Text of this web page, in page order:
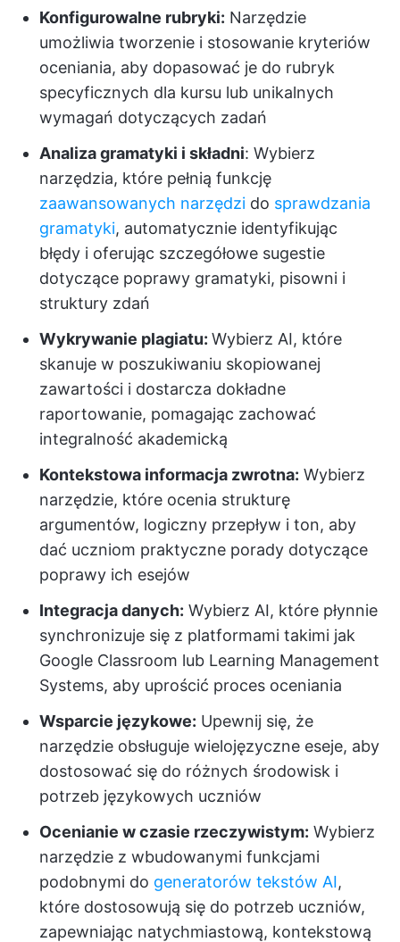
Konfigurowalne rubryki: Narzędzie
umożliwia tworzenie i stosowanie kryteriów
oceniania, aby dopasować je do rubryk
specyficznych dla kursu lub unikalnych
wymagań dotyczących zadań
Analiza gramatyki i składni: Wybierz
narzędzia, które pełnią funkcję
zaawansowanych narzędzi do sprawdzania
gramatyki, automatycznie identyfikując
błędy i oferując szczegółowe sugestie
dotyczące poprawy gramatyki, pisowni i
struktury zdań
Wykrywanie plagiatu: Wybierz AI, które
skanuje w poszukiwaniu skopiowanej
zawartości i dostarcza dokładne
raportowanie, pomagając zachować
integralność akademicką
Kontekstowa informacja zwrotna: Wybierz
narzędzie, które ocenia strukturę
argumentów, logiczny przepływ i ton, aby
dać uczniom praktyczne porady dotyczące
poprawy ich esejów
Integracja danych: Wybierz AI, które płynnie
synchronizuje się z platformami takimi jak
Google Classroom lub Learning Management
Systems, aby uprościć proces oceniania
Wsparcie językowe: Upewnij się, że
narzędzie obsługuje wielojęzyczne eseje, aby
dostosować się do różnych środowisk i
potrzeb językowych uczniów
Ocenianie w czasie rzeczywistym: Wybierz
narzędzie z wbudowanymi funkcjami
podobnymi do generatorów tekstów AI,
które dostosowują się do potrzeb uczniów,
zapewniając natychmiastową, kontekstową